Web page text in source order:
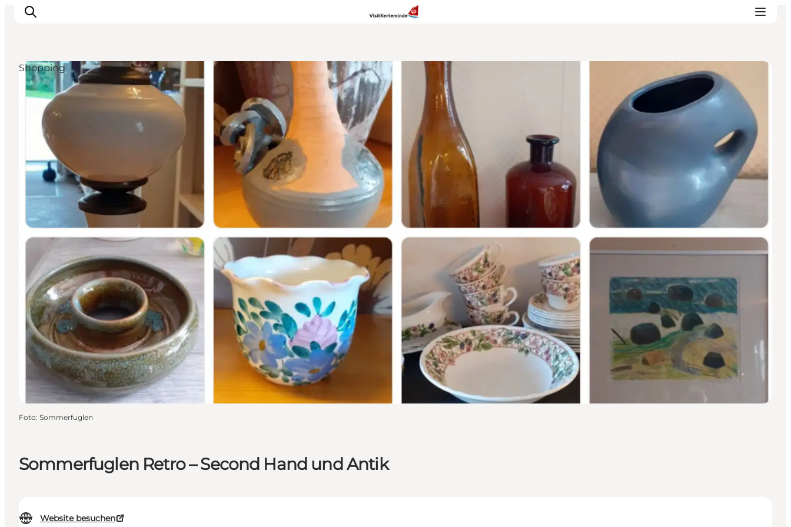
Sehenswürdigkeiten
Aktivitäten
Essen und trinken
Unterkünfte
Reiseplanung
Veranstaltungen
Sommerfuglen Retro – Second Hand und Antik
Website besuchen
Shopping
Foto: Sommerfuglen